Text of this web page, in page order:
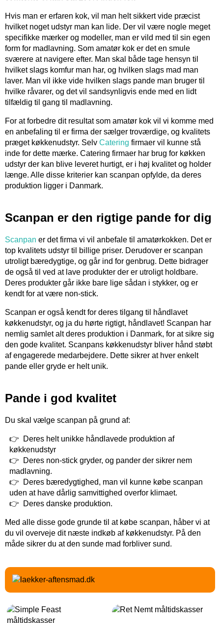
Hvis man er erfaren kok, vil man helt sikkert vide præcist
hvilket noget udstyr man kan lide. Der vil være nogle meget
specifikke mærker og modeller, man er vild med til sin egen
form for madlavning. Som amatør kok er det en smule
sværere at navigere efter. Man skal både tage hensyn til
hvilket slags komfur man har, og hvilken slags mad man
laver. Man vil ikke vide hvilken slags pande man bruger til
hvilke råvarer, og det vil sandsynligvis ende med en lidt
tilfældig til gang til madlavning.
For at forbedre dit resultat som amatør kok vil vi komme med
en anbefaling til er firma der sælger troværdige, og kvalitets
præget køkkenudstyr. Selv Catering firmaer vil kunne stå
inde for dette mærke. Catering firmaer har brug for køkken
udstyr der kan blive leveret hurtigt, er i høj kvalitet og holder
længe. Alle disse kriterier kan scanpan opfylde, da deres
produktion ligger i Danmark.
Scanpan er den rigtige pande for dig
Scanpan er det firma vi vil anbefale til amatørkokken. Det er
top kvalitets udstyr til billige priser. Derudover er scanpan
utroligt bæredygtige, og går ind for genbrug. Dette bidrager
de også til ved at lave produkter der er utroligt holdbare.
Deres produkter går ikke bare lige sådan i stykker, og er
kendt for at være non-stick.
Scanpan er også kendt for deres tilgang til håndlavet
køkkenudstyr, og ja du hørte rigtigt, håndlavet! Scanpan har
nemlig samlet alt deres produktion i Danmark, for at sikre sig
den gode kvalitet. Scanpans køkkenudstyr bliver hånd støbt
af engagerede medarbejdere. Dette sikrer at hver enkelt
pande eller gryde er helt unik.
Pande i god kvalitet
Du skal vælge scanpan på grund af:
Deres helt unikke håndlavede produktion af
køkkenudstyr
Deres non-stick gryder, og pander der sikrer nem
madlavning.
Deres bæredygtighed, man vil kunne købe scanpan
uden at have dårlig samvittighed overfor klimaet.
Deres danske produktion.
Med alle disse gode grunde til at købe scanpan, håber vi at
du vil overveje dit næste indkøb af køkkenudstyr. På den
måde sikrer du at den sunde mad forbliver sund.